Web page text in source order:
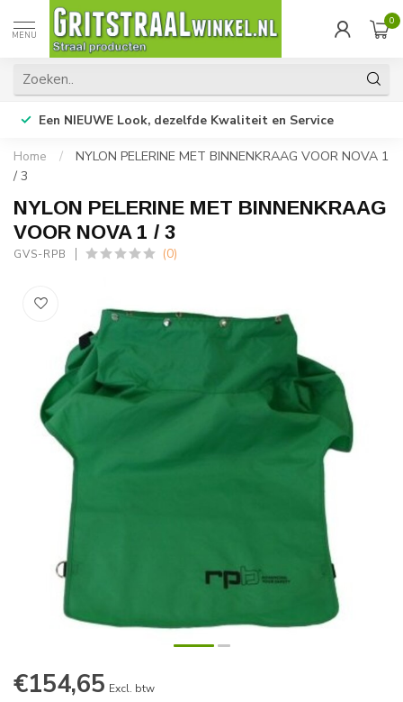
MENU
0
Een NIEUWE Look, dezelfde Kwaliteit en Service
Home /
NYLON PELERINE MET BINNENKRAAG VOOR NOVA 1
/ 3
NYLON PELERINE MET BINNENKRAAG
VOOR NOVA 1 / 3
GVS-RPB (0)
€154,65 Excl. btw